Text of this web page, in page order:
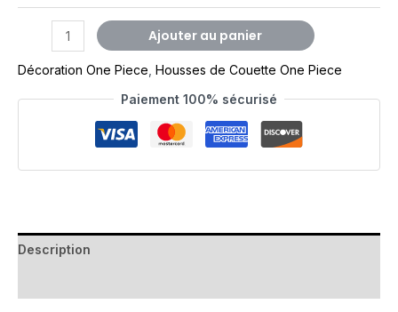
Ajouter au panier
Décoration One Piece Housses de Couette One Piece
Paiement 100% sécurisé
Description